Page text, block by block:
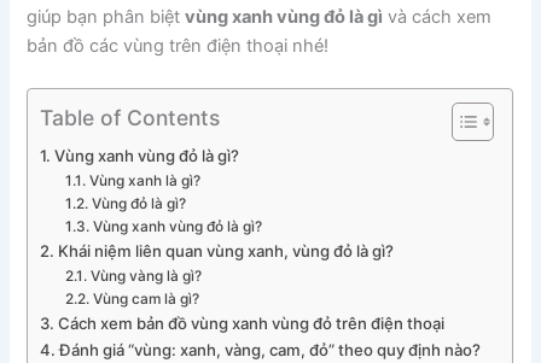
giúp bạn phân biệtvùng xanh vùng đỏ là gì và cách xem
bản đồ các vùng trên điện thoại nhé!
Table of Contents
Vùng xanh vùng đỏ là gì?
Vùng xanh là gì?
Vùng đỏ là gì?
Vùng xanh vùng đỏ là gì?
Khái niệm liên quan vùng xanh, vùng đỏ là gì?
Vùng vàng là gì?
Vùng cam là gì?
Cách xem bản đồ vùng xanh vùng đỏ trên điện thoại
Đánh giá “vùng: xanh, vàng, cam, đỏ” theo quy định nào?